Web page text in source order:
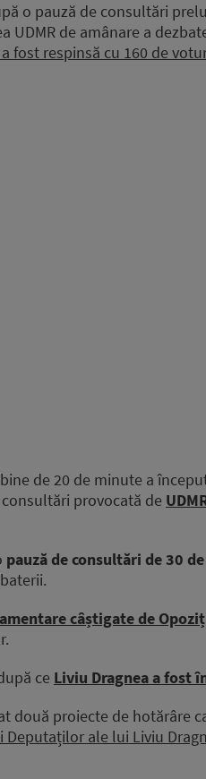
o pauză de consultări
UDMR de amânare a
fost respinsă cu 160 de
de 20 de minute a
provocată de
pauză de consultări de 30
câștigate de
ce Liviu Dragnea a fost
două proiecte de hotărâre
Deputaților ale lui Liviu